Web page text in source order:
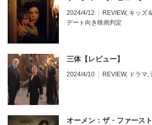
2024/4/12 REVIEW, キッズ
デート向き映画判定
三体【レビュー】
2024/4/10 REVIEW, ドラマ,
オーメン：ザ・ファースト